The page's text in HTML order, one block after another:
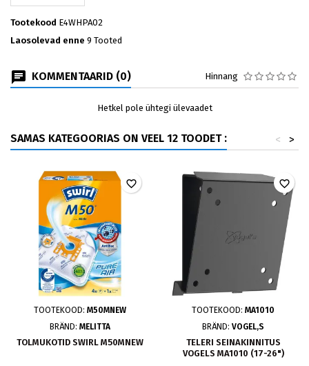
Tootekood E4WHPA02
Laosolevad enne 9 Tooted
KOMMENTAARID (0) Hinnang
Hetkel pole ühtegi ülevaadet
SAMAS KATEGOORIAS ON VEEL 12 TOODET : >
<
TOOTEKOOD: M50MNEW
BRÄND: MELITTA
TOLMUKOTID SWIRL M50MNEW
favorite_border
TOOTEKOOD: MA1010
BRÄND: VOGEL,S
TELERI SEINAKINNITUS
VOGELS MA1010 (17-26")
favorite_border